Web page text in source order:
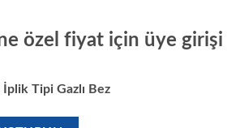
özel fiyat için üye girişi
Tipi Gazlı Bez